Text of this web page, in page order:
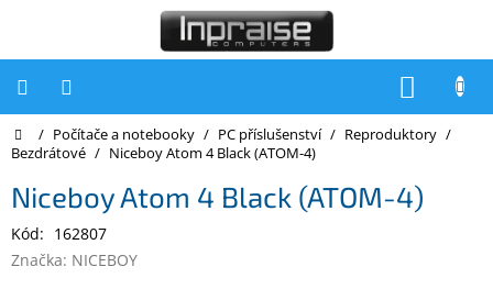
Počítače
Inpraise
Notebooky
Domů
/ Počítače a notebooky / PC příslušenství / Reproduktory /
Bezdrátové / Niceboy Atom 4 Black (ATOM-4)
Niceboy Atom 4 Black (ATOM-4)
Kód: 162807
Značka: NICEBOY